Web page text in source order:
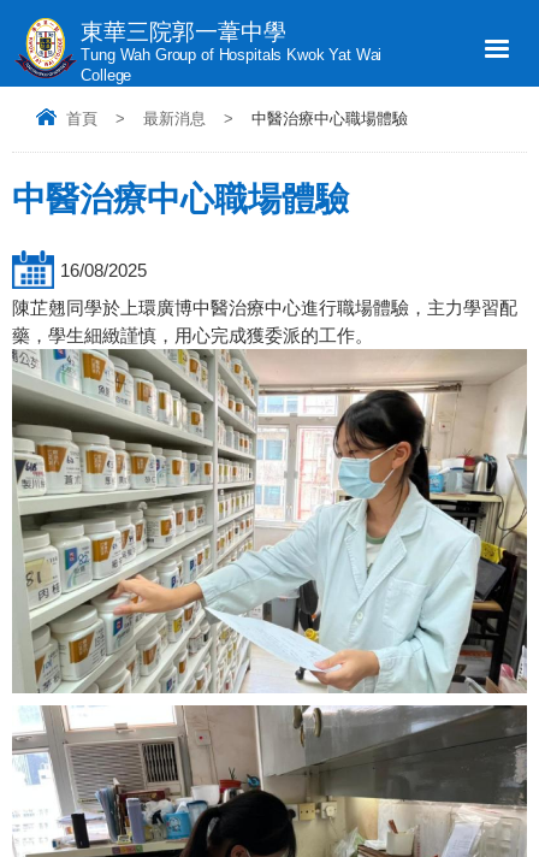
東華三院郭一葦中學
Tung Wah Group of Hospitals Kwok Yat Wai
College
首頁 > 最新消息 > 中醫治療中心職場體驗
中醫治療中心職場體驗
16/08/2025
陳芷翹同學於上環廣博中醫治療中心進行職場體驗，主力學習配
藥，學生細緻謹慎，用心完成獲委派的工作。